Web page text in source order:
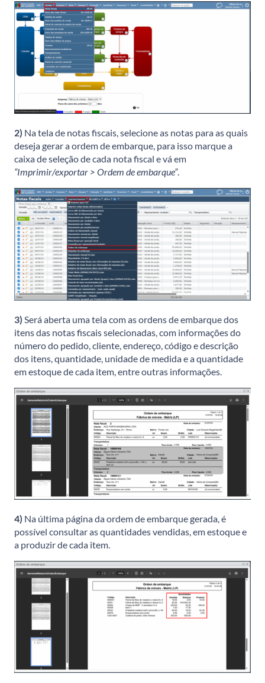
2) Na tela de notas fiscais, selecione as notas para as quais
deseja gerar a ordem de embarque, para isso marque a
caixa de seleção de cada nota fiscal e vá em
“Imprimir/exportar > Ordem de embarque”.
3) Será aberta uma tela com as ordens de embarque dos
itens das notas fiscais selecionadas, com informações do
número do pedido, cliente, endereço, código e descrição
dos itens, quantidade, unidade de medida e a quantidade
em estoque de cada item, entre outras informações.
4) Na última página da ordem de embarque gerada, é
possível consultar as quantidades vendidas, em estoque e
a produzir de cada item.